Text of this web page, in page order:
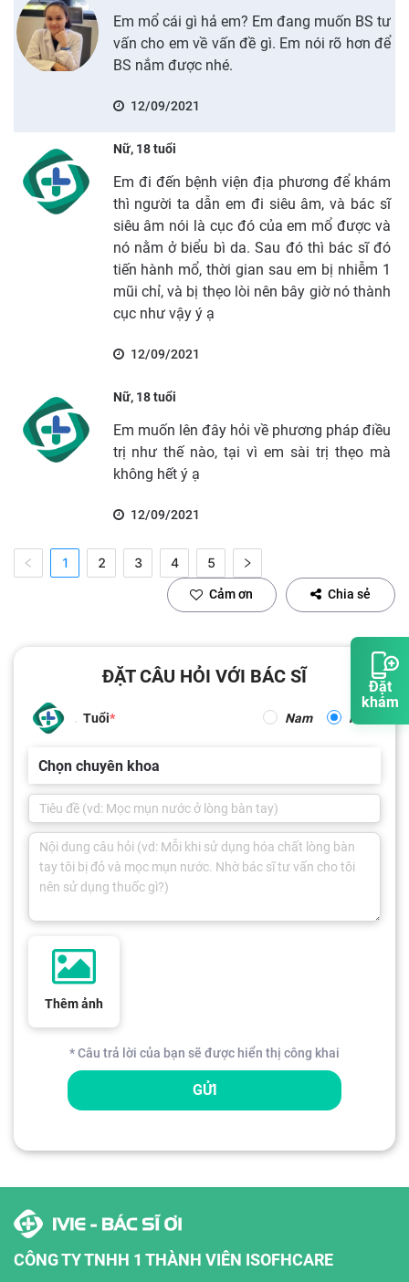
Đặt
khám
Em mổ cái gì hả em? Em đang muốn BS tư
vấn cho em về vấn đề gì. Em nói rõ hơn để
BS nắm được nhé.
12/09/2021
Nữ, 18 tuổi
Em đi đến bệnh viện địa phương để khám
thì người ta dẫn em đi siêu âm, và bác sĩ
siêu âm nói là cục đó của em mổ được và
nó nằm ở biểu bì da. Sau đó thì bác sĩ đó
tiến hành mổ, thời gian sau em bị nhiễm 1
mũi chỉ, và bị thẹo lòi nên bây giờ nó thành
cục như vậy ý ạ
12/09/2021
Nữ, 18 tuổi
Em muốn lên đây hỏi về phương pháp điều
trị như thế nào, tại vì em sài trị thẹo mà
không hết ý ạ
12/09/2021
1 2 3 4 5
Cảm ơn Chia sẻ
ĐẶT CÂU HỎI VỚI BÁC SĨ
Tuổi Nam Nữ
Chọn chuyên khoa
Thêm ảnh
* Câu trả lời của bạn sẽ được hiển thị công khai
GỬI
CÔNG TY TNHH 1 THÀNH VIÊN ISOFHCARE